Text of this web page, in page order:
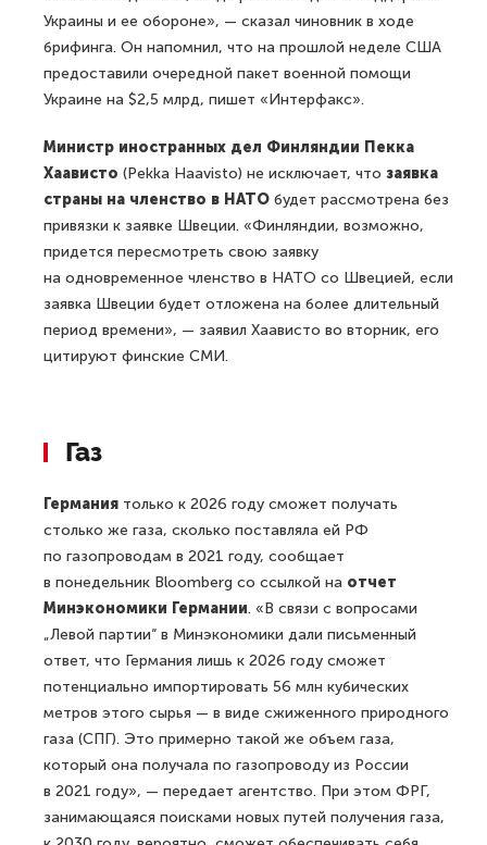
Украины и ее обороне», — сказал чиновник в ходе
брифинга. Он напомнил, что на прошлой неделе США
предоставили очередной пакет военной помощи
Украине на $2,5 млрд, пишет «Интерфакс».
Министр иностранных дел Финляндии Пекка
Хаависто (Pekka Haavisto) не исключает, что заявка
страны на членство в НАТО будет рассмотрена без
привязки к заявке Швеции. «Финляндии, возможно,
придется пересмотреть свою заявку
на одновременное членство в НАТО со Швецией, если
заявка Швеции будет отложена на более длительный
период времени», — заявил Хаависто во вторник, его
цитируют финские СМИ.
Газ
Германия только к 2026 году сможет получать
столько же газа, сколько поставляла ей РФ
по газопроводам в 2021 году, сообщает
в понедельник Bloomberg со ссылкой на отчет
Минэкономики Германии. «В связи с вопросами
„Левой партии“ в Минэкономики дали письменный
ответ, что Германия лишь к 2026 году сможет
потенциально импортировать 56 млн кубических
метров этого сырья — в виде сжиженного природного
газа (СПГ). Это примерно такой же объем газа,
который она получала по газопроводу из России
в 2021 году», — передает агентство. При этом ФРГ,
занимающаяся поисками новых путей получения газа,